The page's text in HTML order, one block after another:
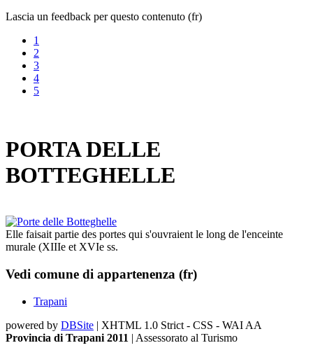
Lascia un feedback per questo contenuto (fr)
1
2
3
4
5
PORTA DELLE
BOTTEGHELLE
Elle faisait partie des portes qui s'ouvraient le long de l'enceinte
murale (XIIIe et XVIe ss.
Vedi comune di appartenenza (fr)
Trapani
powered by DBSite | XHTML 1.0 Strict - CSS - WAI AA
Provincia di Trapani 2011 | Assessorato al Turismo